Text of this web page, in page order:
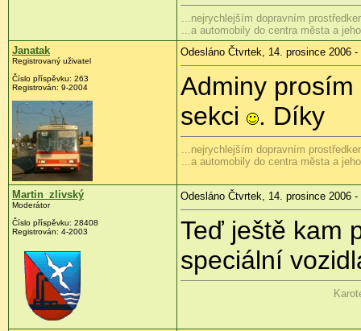
...nejrychlejším dopravním
...a automobily do centra města a
Janatak
Registrovaný uživatel
Číslo příspěvku: 263
Registrován: 9-2004
Odesláno Čtvrtek, 14. prosince 2006 -
Adminy
sekci
. Díky
...nejrychlejším dopravním
...a automobily do centra města a
Martin_zlivský
Moderátor
Číslo příspěvku: 28408
Registrován: 4-2003
Odesláno Čtvrtek, 14. prosince 2006 -
Teď ještě kam
speciální